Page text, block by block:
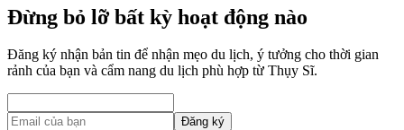
Đừng bỏ lỡ bất kỳ hoạt động nào
Đăng ký nhận bản tin để nhận mẹo du lịch, ý tưởng cho thời gian
rảnh của bạn và cẩm nang du lịch phù hợp từ Thụy Sĩ.
Đăng ký